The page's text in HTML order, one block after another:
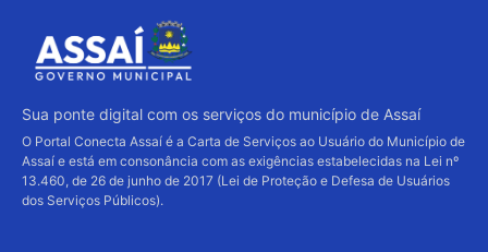
6. Após confirmação, sua conta estará ativa
e pronta para uso
alguns dados pessoais e criar uma senha de
acesso. Após a criação, você poderá acessar
sua conta utilizando seu CPF e a senha
cadastrada. Lembre-se de que alguns serviços
exigem um nível maior de segurança, como as
contas prata e ouro, que podem ser obtidas por
meio do aplicativo GOV.BR.
Sua ponte digital com os serviços do município de Assaí
O Portal Conecta Assaí é a Carta de Serviços ao Usuário do Município de
Assaí e está em consonância com as exigências estabelecidas na Lei nº
13.460, de 26 de junho de 2017 (Lei de Proteção e Defesa de Usuários
dos Serviços Públicos).